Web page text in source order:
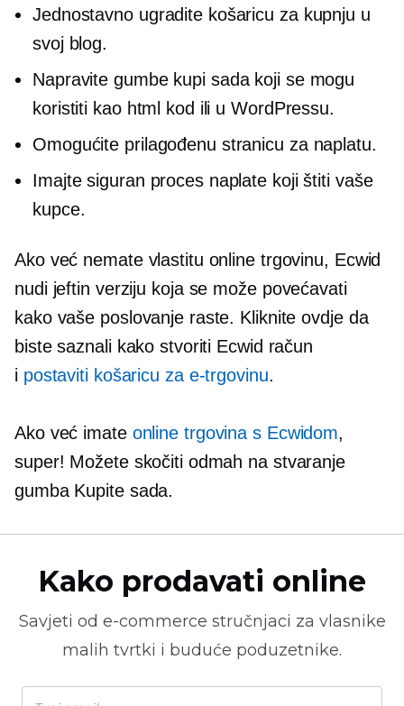
Jednostavno ugradite košaricu za kupnju u
svoj blog.
Napravite gumbe kupi sada koji se mogu
koristiti kao html kod ili u WordPressu.
Omogućite prilagođenu stranicu za naplatu.
Imajte siguran proces naplate koji štiti vaše
kupce.
Ako već nemate vlastitu online trgovinu, Ecwid
nudi jeftin verziju koja se može povećavati
kako vaše poslovanje raste. Kliknite ovdje da
biste saznali kako stvoriti Ecwid račun
i postaviti košaricu za e-trgovinu.
Ako već imate online trgovina s Ecwidom,
super! Možete skočiti odmah na stvaranje
gumba Kupite sada.
Kako prodavati online
Savjeti od e-commerce stručnjaci za vlasnike
malih tvrtki i buduće poduzetnike.